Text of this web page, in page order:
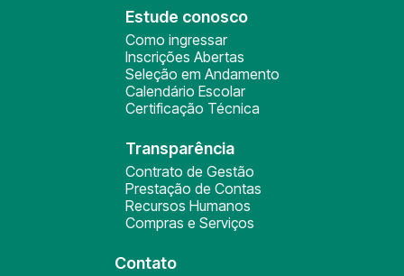
Estude conosco
Como ingressar
Inscrições Abertas
Seleção em Andamento
Calendário Escolar
Certificação Técnica
Transparência
Contrato de Gestão
Prestação de Contas
Recursos Humanos
Compras e Serviços
Contato